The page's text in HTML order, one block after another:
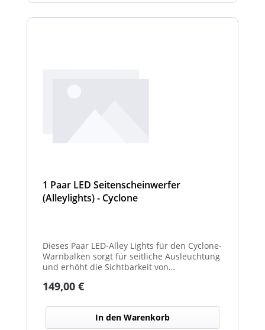
1 Paar LED Seitenscheinwerfer
(Alleylights) - Cyclone
Dieses Paar LED-Alley Lights für den Cyclone-
Warnbalken sorgt für seitliche Ausleuchtung
und erhöht die Sichtbarkeit von
Regulärer Preis:
149,00 €
In den Warenkorb